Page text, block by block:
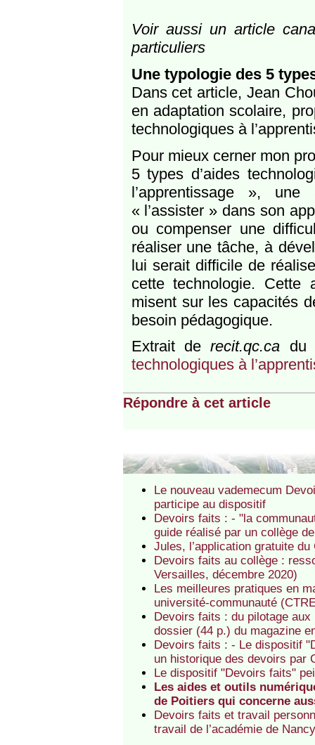
Voir aussi un article
particuliers
Une typologie des 5
Dans cet article, Jean
en adaptation scolaire,
technologiques à
Pour mieux cerner mon
5 types d’aides
l’apprentissage »,
« l’assister » dans son
ou compenser une
réaliser une tâche, à
lui serait difficile de
cette technologie. Cette
misent sur les capacités
besoin pédagogique.
Extrait derecit.qc.ca du
technologiques à
Répondre à cet article
Le nouveau vademecum
participe au dispositif
Devoirs faits : - "la
guide réalisé par un collège
Jules, l’application gratuite
Devoirs faits au collège :
Versailles, décembre 2020)
Les meilleures pratiques en
université-communauté
Devoirs faits : du pilotage
dossier (44 p.) du magazine
Devoirs faits : - Le dispositif
un historique des devoirs par
Le dispositif "Devoirs faits"
Les aides et outils
de Poitiers qui concerne
Devoirs faits et travail
travail de l’académie de